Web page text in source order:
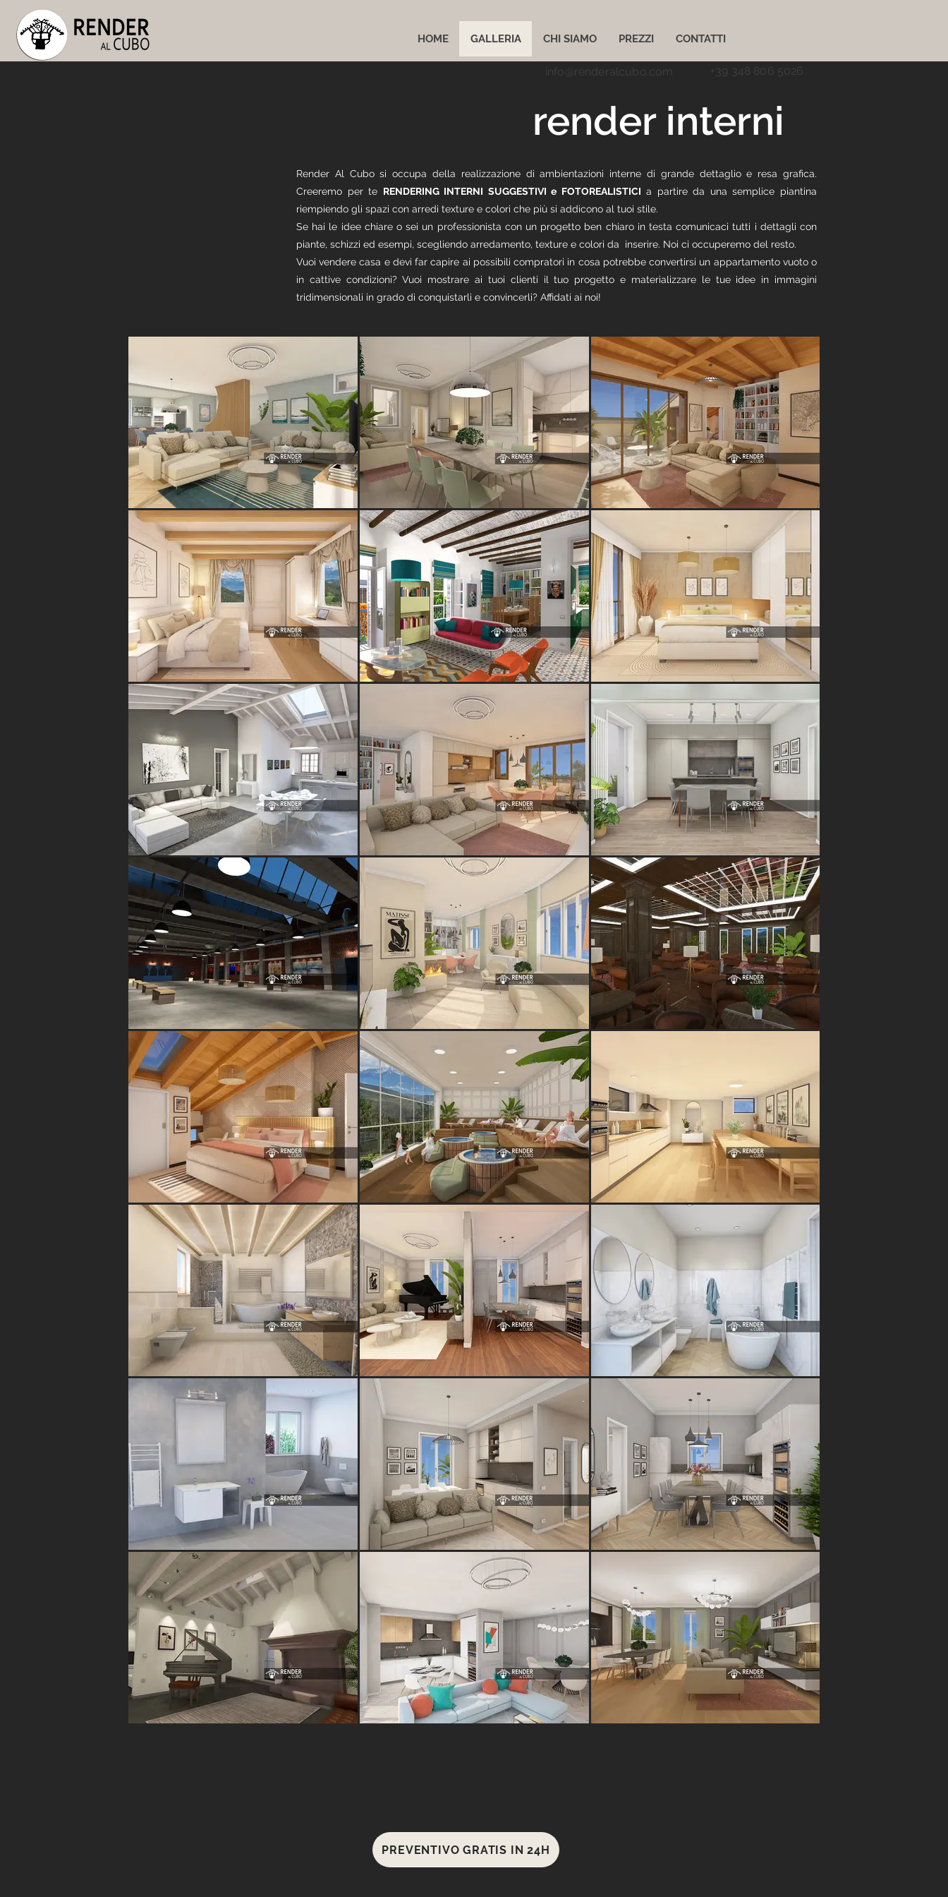
HOME GALLERIA CHI SIAMO PREZZI CONTATTI
info@renderalcubo.com +39 348 806 5026
render interni
Render Al Cubo si occupa della realizzazione di ambientazioni interne di grande dettaglio e resa grafica.
Creeremo per te RENDERING INTERNI SUGGESTIVI e FOTOREALISTICI a partire da una semplice piantina
riempiendo gli spazi con arredi texture e colori che più si addicono al tuoi stile.
Se hai le idee chiare o sei un professionista con un progetto ben chiaro in testa comunicaci tutti i dettagli con
piante, schizzi ed esempi, scegliendo arredamento, texture e colori da inserire. Noi ci occuperemo del resto.
Vuoi vendere casa e devi far capire ai possibili compratori in cosa potrebbe convertirsi un appartamento vuoto o
in cattive condizioni? Vuoi mostrare ai tuoi clienti il tuo progetto e materializzare le tue idee in immagini
tridimensionali in grado di conquistarli e convincerli? Affidati ai noi!
PREVENTIVO GRATIS IN 24H